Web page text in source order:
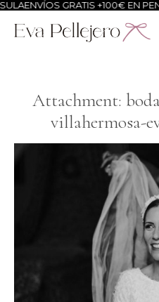
ENVÍOS GRATIS +100€ EN
Attachment:
villahermosa-